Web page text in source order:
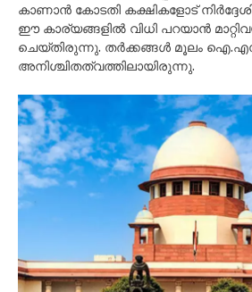
കാണാൻ കോടതി കക്ഷികളോട്
ഈ കാര്യങ്ങളിൽ വിധി പറയാൻ
ചെയ്തിരുന്നു. തർക്കങ്ങൾ മൂലം
അനിശ്ചിതത്വത്തിലായിരുന്നു.